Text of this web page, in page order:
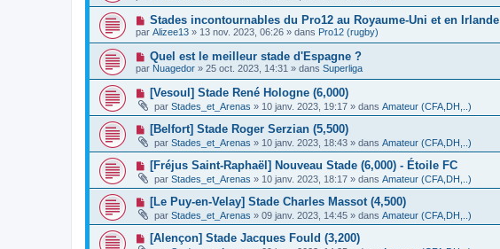
e
s
s
a
g
e
u
m
e
s
s
a
g
e
u
v
e
a
u
m
e
s
s
a
g
e
N
o
u
e
a
u
m
e
s
s
a
g
e
Stades incontournables du Pro12 au Royaume-Uni et en Irlande
par Alizee13 » 13 nov. 2023, 06:26 » dans Pro12 (rugby)
N
o
u
v
a
u
m
e
s
s
a
g
e
Quel est le meilleur stade d'Espagne ?
par Nuagedor » 25 oct. 2023, 14:31 » dans Superliga
N
o
u
v
a
u
m
e
s
s
a
g
e
[Vesoul] Stade René Hologne (6,000)
par Stades_et_Arenas » 10 janv. 2023, 19:17 » dans Amateur (CFA,DH,..)
N
o
u
v
a
u
m
e
s
s
a
[Belfort] Stade Roger Serzian (5,500)
par Stades_et_Arenas » 10 janv. 2023, 18:43 » dans Amateur (CFA,DH,..)
N
o
u
v
a
u
m
[Fréjus Saint-Raphaël] Nouveau Stade (6,000) - Étoile FC
par Stades_et_Arenas » 10 janv. 2023, 18:17 » dans Amateur (CFA,DH,..)
N
o
u
v
[Le Puy-en-Velay] Stade Charles Massot (4,500)
par Stades_et_Arenas » 09 janv. 2023, 14:45 » dans Amateur (CFA,DH,..)
N
o
[Alençon] Stade Jacques Fould (3,200)